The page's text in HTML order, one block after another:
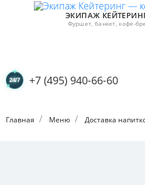
ЭКИПАЖ
Фуршет, банкет, кофе-
+7 (495) 940-66-60
Главная Меню Доставка